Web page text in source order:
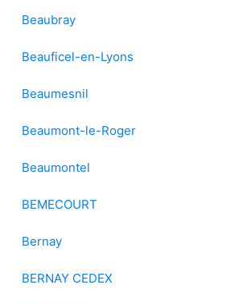
Beaubray
Beauficel-en-Lyons
Beaumesnil
Beaumont-le-Roger
Beaumontel
BEMECOURT
Bernay
BERNAY CEDEX